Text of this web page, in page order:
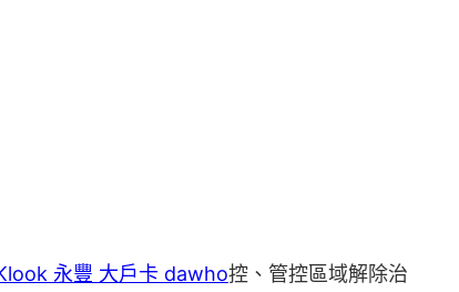
永豐 大戶卡 dawho控、管控區域解除治